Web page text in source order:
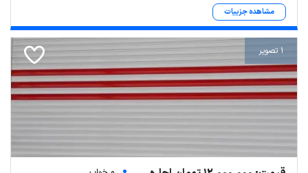
مشاهده جزییات
1 تصویر